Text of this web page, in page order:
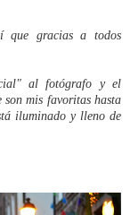
que gracias a todos
al fotógrafo y el
mis favoritas hasta
iluminado y lleno de